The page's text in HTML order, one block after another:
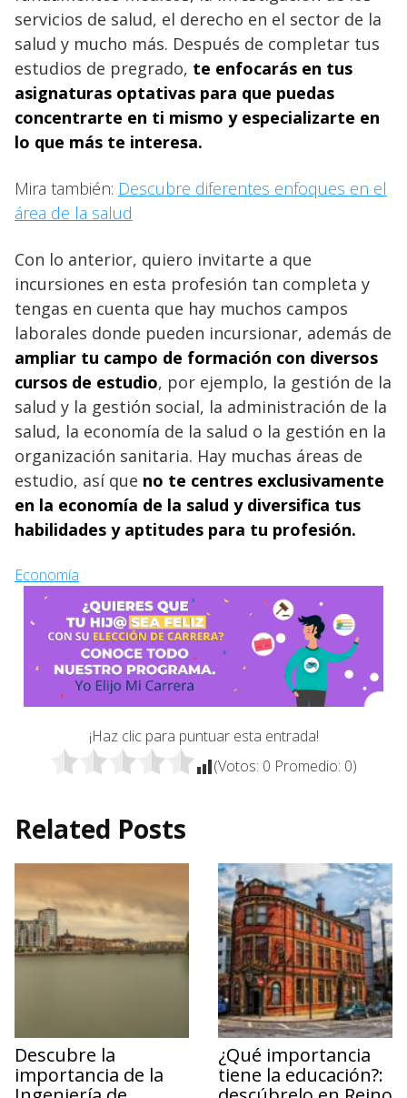
servicios de salud, el derecho en el sector de la
salud y mucho más. Después de completar tus
estudios de pregrado, te enfocarás en tus
asignaturas optativas para que puedas
concentrarte en ti mismo y especializarte en
lo que más te interesa.
Mira también: Descubre diferentes enfoques en el
área de la salud
Con lo anterior, quiero invitarte a que
incursiones en esta profesión tan completa y
tengas en cuenta que hay muchos campos
laborales donde pueden incursionar, además de
ampliar tu campo de formación con diversos
cursos de estudio, por ejemplo, la gestión de la
salud y la gestión social, la administración de la
salud, la economía de la salud o la gestión en la
organización sanitaria. Hay muchas áreas de
estudio, así que no te centres exclusivamente
en la economía de la salud y diversifica tus
habilidades y aptitudes para tu profesión.
Economía
¡Haz clic para puntuar esta entrada!
(Votos: 0 Promedio: 0)
Related Posts
Descubre la
importancia de la
¿Qué importancia
tiene la educación?: